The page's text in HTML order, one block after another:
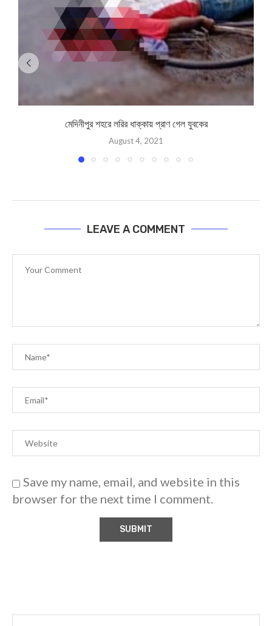
মেদিনীপুর শহরে লরির ধাক্কায় প্রাণ গেল যুবকের
August 4, 2021
LEAVE A COMMENT
Save my name, email, and website in this
browser for the next time I comment.